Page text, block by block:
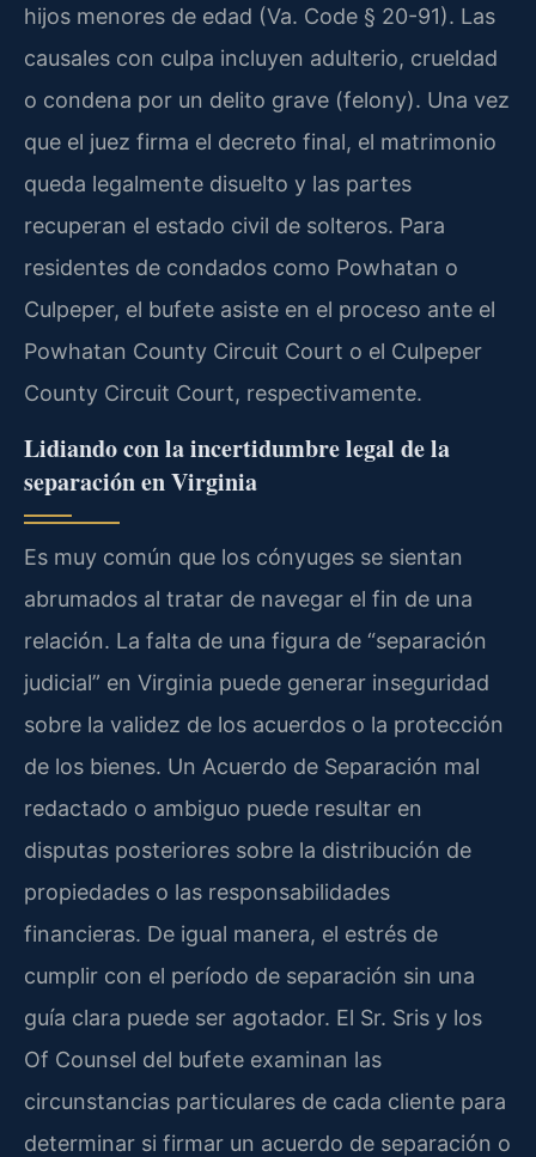
hijos menores de edad (Va. Code § 20-91). Las
causales con culpa incluyen adulterio, crueldad
o condena por un delito grave (felony). Una vez
que el juez firma el decreto final, el matrimonio
queda legalmente disuelto y las partes
recuperan el estado civil de solteros. Para
residentes de condados como Powhatan o
Culpeper, el bufete asiste en el proceso ante el
Powhatan County Circuit Court o el Culpeper
County Circuit Court, respectivamente.
Lidiando con la incertidumbre legal de la
separación en Virginia
Es muy común que los cónyuges se sientan
abrumados al tratar de navegar el fin de una
relación. La falta de una figura de “separación
judicial” en Virginia puede generar inseguridad
sobre la validez de los acuerdos o la protección
de los bienes. Un Acuerdo de Separación mal
redactado o ambiguo puede resultar en
disputas posteriores sobre la distribución de
propiedades o las responsabilidades
financieras. De igual manera, el estrés de
cumplir con el período de separación sin una
guía clara puede ser agotador. El Sr. Sris y los
Of Counsel del bufete examinan las
circunstancias particulares de cada cliente para
determinar si firmar un acuerdo de separación o